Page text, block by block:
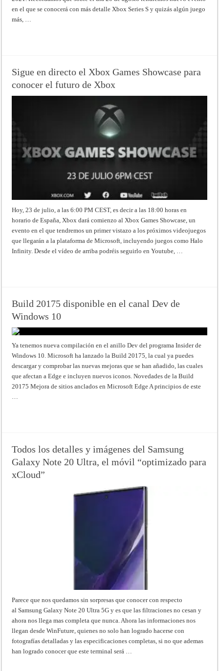
en el que se conocerá con más detalle Xbox Series S y quizás algún juego
más, …
Sigue en directo el Xbox Games Showcase para
conocer el futuro de Xbox
Hoy, 23 de julio, a las 6:00 PM CEST, es decir a las 18:00 horas en
horario de España, Xbox dará comienzo al Xbox Games Showcase, un
evento en el que tendremos un primer vistazo a los próximos videojuegos
que llegarán a la plataforma de Microsoft, incluyendo juegos como Halo
Infinity. Desde el vídeo de arriba podréis seguirlo en Youtube, …
Build 20175 disponible en el canal Dev de
Windows 10
Ya tenemos nueva compilación en el anillo Dev del programa Insider de
Windows 10. Microsoft ha lanzado la Build 20175, la cual ya puedes
descargar y comprobar las nuevas mejoras que se han añadido, las cuales
que afectan a Edge e incluyen nuevos iconos. Novedades de la Build
20175 Mejora de sitios anclados en Microsoft Edge A principios de este
Todos los detalles y imágenes del Samsung
Galaxy Note 20 Ultra, el móvil “optimizado para
xCloud”
Parece que nos quedamos sin sorpresas que conocer con respecto
al Samsung Galaxy Note 20 Ultra 5G y es que las filtraciones no cesan y
ahora nos llega mas completa que nunca. Ahora las informaciones nos
llegan desde WinFuture, quienes no solo han logrado hacerse con
fotografías detalladas y las especificaciones completas, si no que ademas
han logrado conocer que este terminal será …